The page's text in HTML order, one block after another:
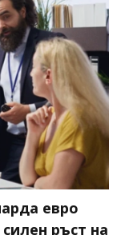
евро
ръст на